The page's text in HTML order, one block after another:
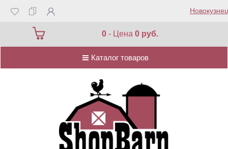
0 - Цена0 руб.
Каталог товаров
Каталог товаров